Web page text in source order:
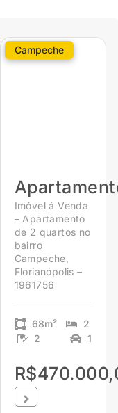
Campeche
Imóvel á Venda
– Apartamento
de 2 quartos no
bairro
Campeche,
Florianópolis –
1961756
68m²
2
2
1